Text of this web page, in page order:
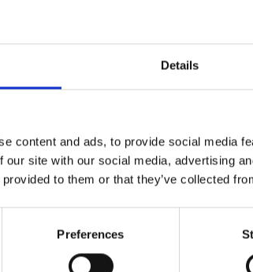
Details
content and ads, to provide social media
our site with our social media, advertising
to them or that they’ve collected
Preferences
De ‘Struikelsteen’ is een project
worden voor huizen geplaatst waar mensen
zelfmoord gedreven zijn. Wereldwijd liggen er
het wandelroutenetwerk Brabant West,